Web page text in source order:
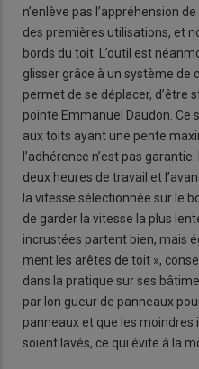
n’enlève pas l’appréhension
des premières utilisations, et
bords du toit. L’outil est
glisser grâce à un système de
permet de se déplacer, d’être
pointe Emmanuel Daudon.
aux toits ayant une pente
l’adhérence n’est pas
deux heures de travail et
la vitesse sélectionnée sur le
de garder la vitesse la plus
incrustées partent bien, mais
ment les arêtes de toit »,
dans la pratique sur ses
par lon gueur de panneaux
panneaux et que les
soient lavés, ce qui évite à la